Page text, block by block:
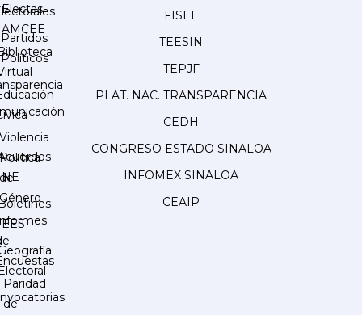
Partidos
Políticos
Electas
AMCEE
Violencia
Política
de
Género
Paridad
de
FISEL
TEESIN
TEPJF
PLAT. NAC. TRANSPARENCIA
CEDH
CONGRESO ESTADO SINALOA
INFOMEX SINALOA
CEAIP